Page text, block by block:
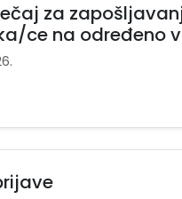
za
ce na određeno